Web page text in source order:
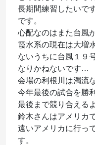
長期間練習したいで
です。
心配なのはまた台風
霞水系の現在は大増
ないうちに台風１９
なりかねないです…
会場の利根川は濁流
今年最後の試合を勝
最後まで競り合える
鈴木さんはアメリカ
遠いアメリカに行っ
す。